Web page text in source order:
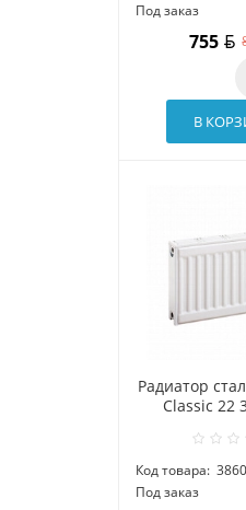
Под заказ
755
В
Радиатор
Classic 22
Код товара: 3860
Под заказ